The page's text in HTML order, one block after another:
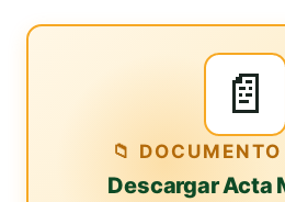
📄
📁
Descargar Acta